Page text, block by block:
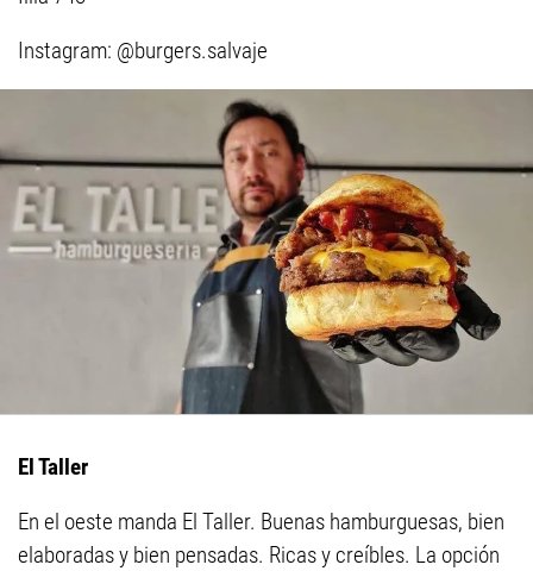
Instagram: @burgers.salvaje
El Taller
En el oeste manda El Taller. Buenas hamburguesas, bien
elaboradas y bien pensadas. Ricas y creíbles. La opción